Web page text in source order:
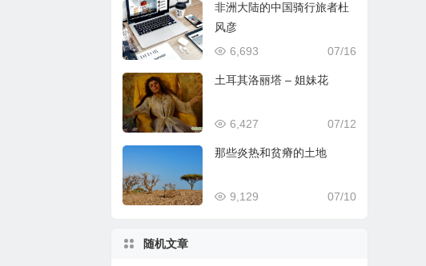
非洲大陆的中国骑行旅者杜
风彦
07/16
6,693
土耳其洛丽塔 – 姐妹花
07/12
6,427
那些炎热和贫瘠的土地
07/10
9,129
随机文章